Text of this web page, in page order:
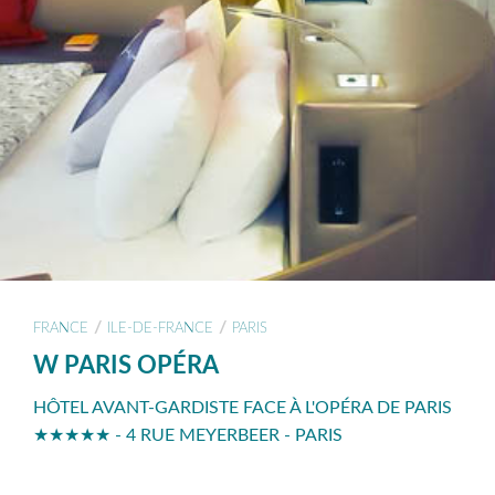
FRANCE / ILE-DE-FRANCE / PARIS
W PARIS OPÉRA
HÔTEL AVANT-GARDISTE FACE À L'OPÉRA DE PARIS
★★★★★ - 4 RUE MEYERBEER - PARIS